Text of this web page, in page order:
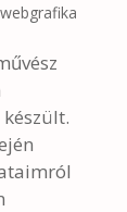
webgrafika